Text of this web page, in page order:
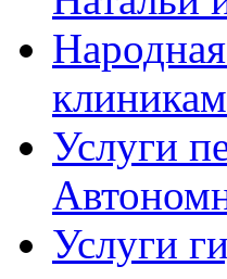
Услуги
Услуги